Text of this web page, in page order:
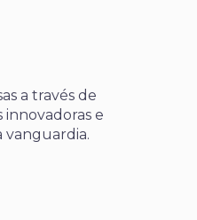
a través de
e
vanguardia.